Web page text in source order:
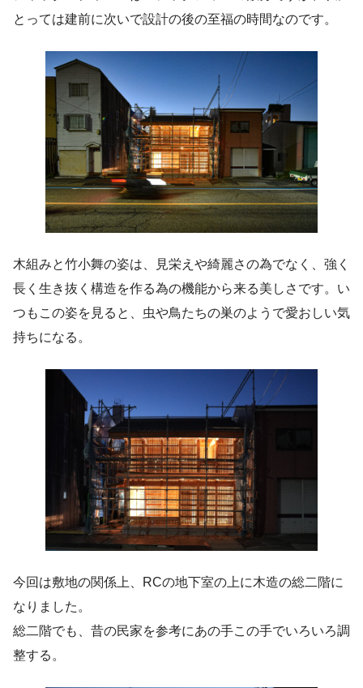
とっては建前に次いで設計の後の至福の時間なのです。
木組みと竹小舞の姿は、見栄えや綺麗さの為でなく、強く
長く生き抜く構造を作る為の機能から来る美しさです。い
つもこの姿を見ると、虫や鳥たちの巣のようで愛おしい気
持ちになる。
今回は敷地の関係上、RCの地下室の上に木造の総二階に
なりました。
総二階でも、昔の民家を参考にあの手この手でいろいろ調
整する。